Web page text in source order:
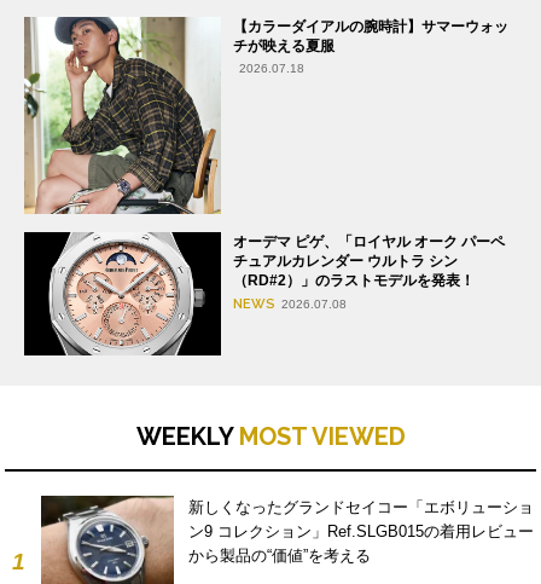
【カラーダイアルの腕時計】サマーウォッ
チが映える夏服
2026.07.18
オーデマ ピゲ、「ロイヤル オーク パーペ
チュアルカレンダー ウルトラ シン
（RD#2）」のラストモデルを発表！
NEWS 2026.07.08
WEEKLY MOST VIEWED
1
新しくなったグランドセイコー「エボリューショ
ン9 コレクション」Ref.SLGB015の着用レビュー
から製品の“価値”を考える